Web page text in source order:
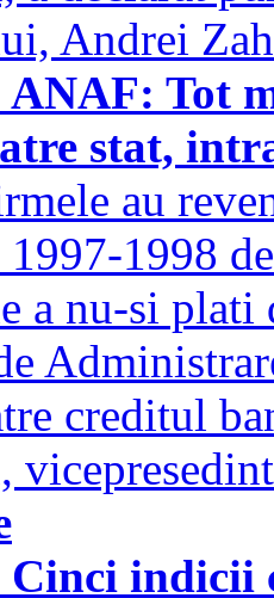
Andrei
ANAF: Tot
stat,
au
1998
a nu-si
creditul
Cinci indicii